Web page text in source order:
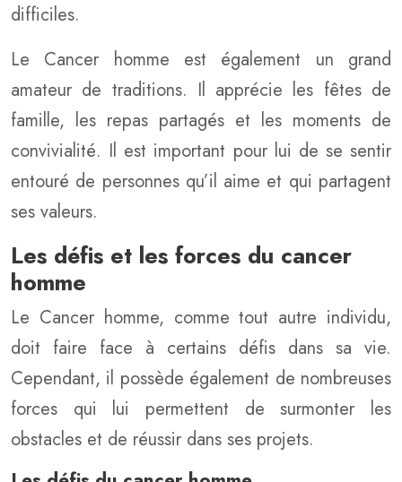
difficiles.
Le Cancer homme est également un grand
amateur de traditions. Il apprécie les fêtes de
famille, les repas partagés et les moments de
convivialité. Il est important pour lui de se sentir
entouré de personnes qu’il aime et qui partagent
ses valeurs.
Les défis et les forces du cancer
homme
Le Cancer homme, comme tout autre individu,
doit faire face à certains défis dans sa vie.
Cependant, il possède également de nombreuses
forces qui lui permettent de surmonter les
obstacles et de réussir dans ses projets.